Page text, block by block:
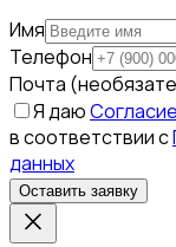
Имя
Телефон
Почта
Я даюСогласие
в соответствии с
данных
Оставить заявку